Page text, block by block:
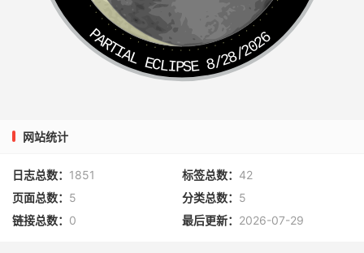
辰人冬生得壬戌、癸亥。
4、苍龙驾海：
甲辰、戊辰人得壬戌、癸亥，壬戌、癸亥人得甲辰、戊辰。
（六）巳
1、蛇化青龙：
PARTIAL ECLIPSE 8/28/2026
网站统计
日志总数： 1851 标签总数： 42
页面总数： 5 分类总数： 5
链接总数： 0 最后更新： 2026-07-29